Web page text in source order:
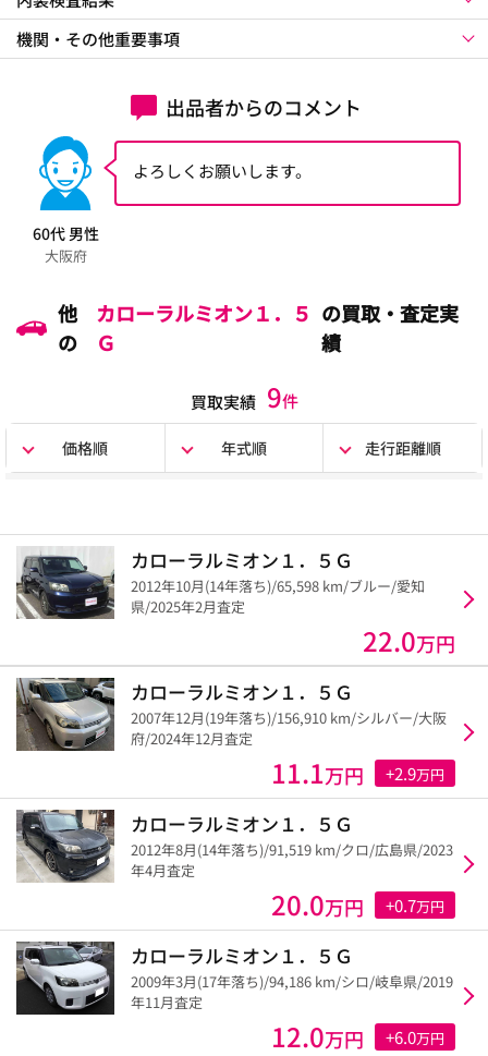
機関・その他重要事項
出品者からのコメント
60代 男性
大阪府
よろしくお願いします。
他
の
カローラルミオン１．５
Ｇ
の買取・査定実
績
買取実績 9件
価格順 年式順 走行距離順
カローラルミオン１．５Ｇ
2012年10月(14年落ち)/65,598 km/ブルー/愛知
県/2025年2月査定
22.0万円
カローラルミオン１．５Ｇ
2007年12月(19年落ち)/156,910 km/シルバー/大阪
府/2024年12月査定
11.1万円 +2.9万円
カローラルミオン１．５Ｇ
2012年8月(14年落ち)/91,519 km/クロ/広島県/2023
年4月査定
20.0万円 +0.7万円
カローラルミオン１．５Ｇ
2009年3月(17年落ち)/94,186 km/シロ/岐阜県/2019
年11月査定
12.0万円 +6.0万円